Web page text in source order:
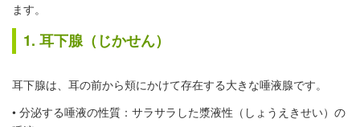
ます。
1. 耳下腺（じかせん）
耳下腺は、耳の前から頬にかけて存在する大きな唾液腺です。
• 分泌する唾液の性質：サラサラした漿液性（しょうえきせい）の